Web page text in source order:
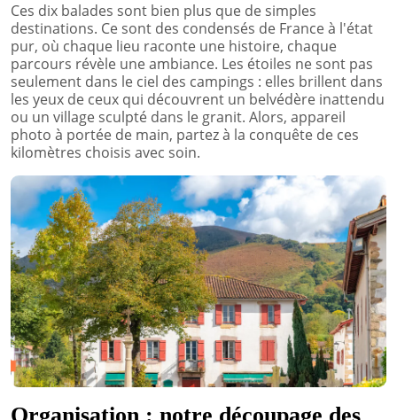
Ces dix balades sont bien plus que de simples
destinations. Ce sont des condensés de France à l'état
pur, où chaque lieu raconte une histoire, chaque
parcours révèle une ambiance. Les étoiles ne sont pas
seulement dans le ciel des campings : elles brillent dans
les yeux de ceux qui découvrent un belvédère inattendu
ou un village sculpté dans le granit. Alors, appareil
photo à portée de main, partez à la conquête de ces
kilomètres choisis avec soin.
Organisation : notre découpage des